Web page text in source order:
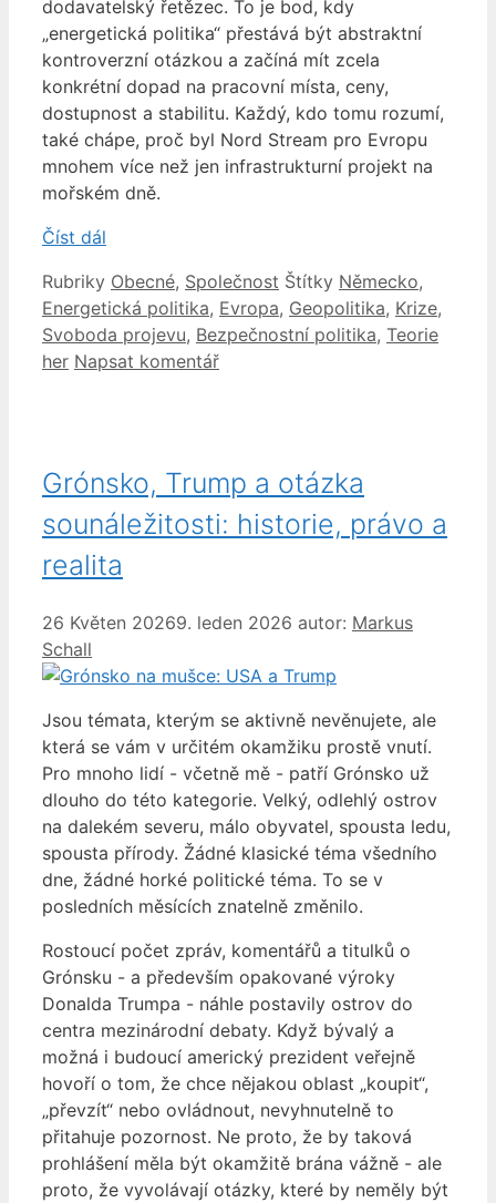
dodavatelský řetězec. To je bod, kdy
„energetická politika“ přestává být abstraktní
kontroverzní otázkou a začíná mít zcela
konkrétní dopad na pracovní místa, ceny,
dostupnost a stabilitu. Každý, kdo tomu rozumí,
také chápe, proč byl Nord Stream pro Evropu
mnohem více než jen infrastrukturní projekt na
mořském dně.
Číst dál
Rubriky Obecné, Společnost Štítky Německo,
Energetická politika, Evropa, Geopolitika, Krize,
Svoboda projevu, Bezpečnostní politika, Teorie
her Napsat komentář
Grónsko, Trump a otázka
sounáležitosti: historie, právo a
realita
26 Květen 20269. leden 2026 autor: Markus
Schall
Jsou témata, kterým se aktivně nevěnujete, ale
která se vám v určitém okamžiku prostě vnutí.
Pro mnoho lidí - včetně mě - patří Grónsko už
dlouho do této kategorie. Velký, odlehlý ostrov
na dalekém severu, málo obyvatel, spousta ledu,
spousta přírody. Žádné klasické téma všedního
dne, žádné horké politické téma. To se v
posledních měsících znatelně změnilo.
Rostoucí počet zpráv, komentářů a titulků o
Grónsku - a především opakované výroky
Donalda Trumpa - náhle postavily ostrov do
centra mezinárodní debaty. Když bývalý a
možná i budoucí americký prezident veřejně
hovoří o tom, že chce nějakou oblast „koupit“,
„převzít“ nebo ovládnout, nevyhnutelně to
přitahuje pozornost. Ne proto, že by taková
prohlášení měla být okamžitě brána vážně - ale
proto, že vyvolávají otázky, které by neměly být